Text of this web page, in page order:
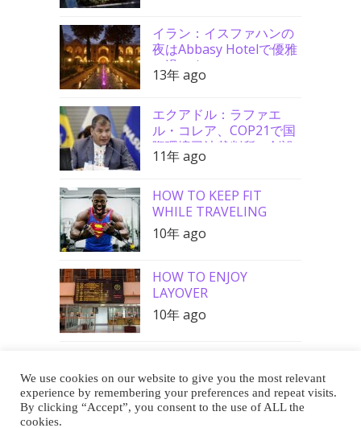
イラン：イスファハンの
夜はAbbasy Hotelで優雅
に過ごす
13年 ago
エクアドル：ラファエ
ル・コレア、COP21で国
際環境司法裁判所の創設
を要請
11年 ago
HOW TO KEEP FIT
WHILE TRAVELING
10年 ago
HOW TO ENJOY
LAYOVER
10年 ago
Buy Me a Coffee
We use cookies on our website to give you the most relevant
experience by remembering your preferences and repeat visits.
By clicking “Accept”, you consent to the use of ALL the
cookies.